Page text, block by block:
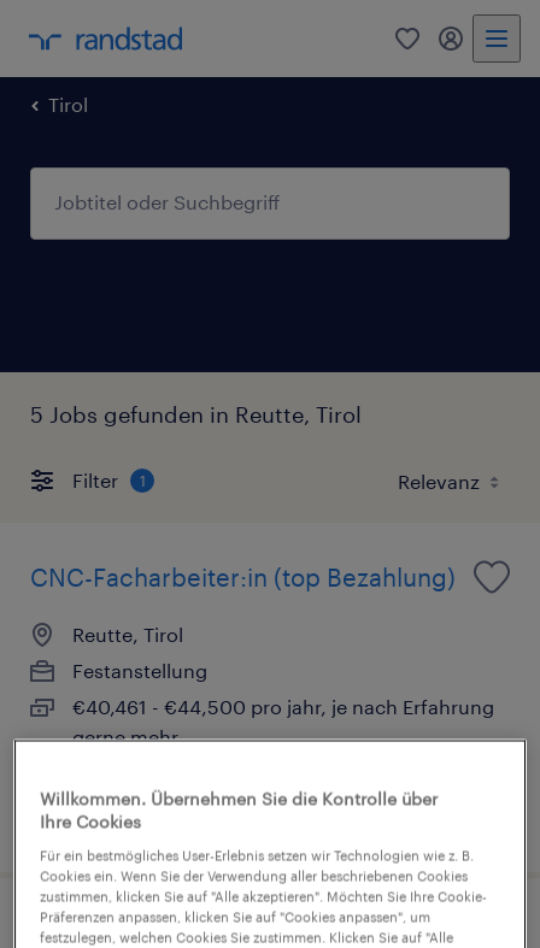
0 Mein
Tirol
5 Jobs gefunden in Reutte, Tirol
Filter 1
CNC-Facharbeiter:in (top Bezahlung)
Reutte, Tirol
Festanstellung
€40,461 - €44,500 pro jahr, je nach Erfahrung
gerne mehr
veröffentlicht am 8. Juli 2026
4 Schicht - Produktionsmitarbeiter:in
Willkommen. Übernehmen Sie die Kontrolle über
Ihre Cookies
Für ein bestmögliches User-Erlebnis setzen wir Technologien wie z. B.
Cookies ein. Wenn Sie der Verwendung aller beschriebenen Cookies
zustimmen, klicken Sie auf "Alle akzeptieren". Möchten Sie Ihre Cookie-
Präferenzen anpassen, klicken Sie auf "Cookies anpassen", um
festzulegen, welchen Cookies Sie zustimmen. Klicken Sie auf "Alle